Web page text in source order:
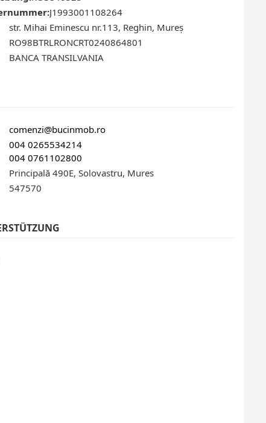
J1993001108264
str. Mihai Eminescu nr.113, Reghin, Mureș
RO98BTRLRONCRT0240864801
BANCA TRANSILVANIA
comenzi@bucinmob.ro
004 0265534214
004 0761102800
Principală 490E, Solovastru, Mures
547570